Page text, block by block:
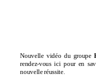
Nouvelle vidéo du groupe
rendez-vousicipour en
nouvelle réussite.